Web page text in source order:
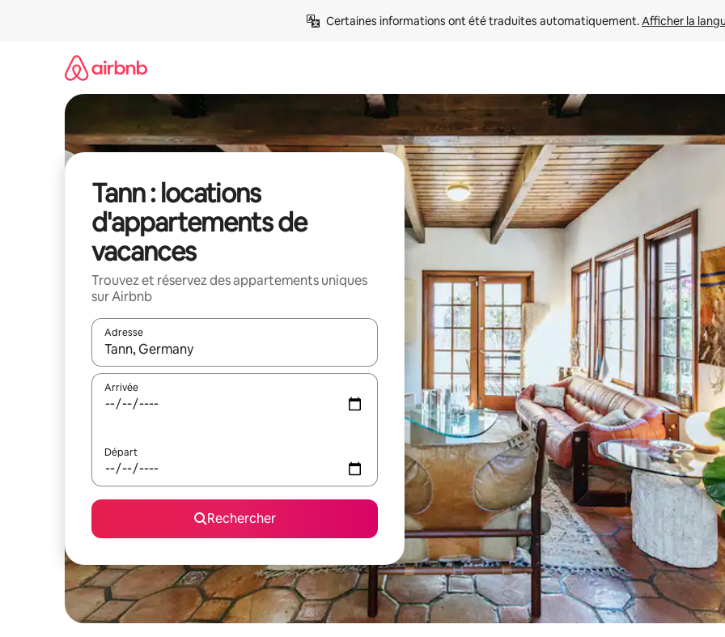
Certaines informations ont été traduites automatiquement. Afficher la
Tann : locations
d'appartements de
vacances
Trouvez et réservez des appartements uniques
sur Airbnb
Adresse
Lorsque les résultats s'affichent, utilisez les flèches vers le haut et vers le bas pour les parcourir ou en appuyant et en
Arrivée
Départ
Rechercher